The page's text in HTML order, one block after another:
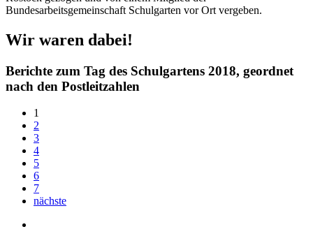
Bundesarbeitsgemeinschaft Schulgarten vor Ort vergeben.
Wir waren dabei!
Berichte zum Tag des Schulgartens 2018, geordnet
nach den Postleitzahlen
1
2
3
4
5
6
7
nächste